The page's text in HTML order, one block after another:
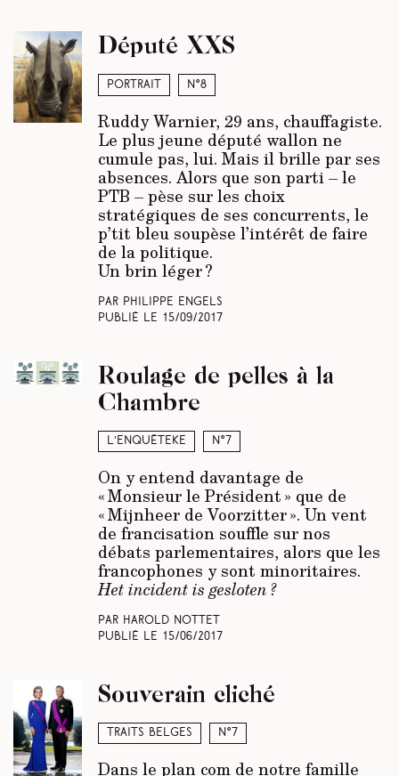
Portrait N°8
Député XXS
Ruddy Warnier, 29 ans, chauffagiste.
Le plus jeune député wallon ne
cumule pas, lui. Mais il brille par ses
absences. Alors que son parti – le
PTB – pèse sur les choix
stratégiques de ses concurrents, le
p’tit bleu soupèse l’intérêt de faire
de la politique.
Un brin léger ?
Par Philippe Engels
Publié le 15/09/2017
L’enquêteke N°7
Roulage de pelles à la
Chambre
On y entend davantage de
« Monsieur le Président » que de
« Mijnheer de Voorzitter ». Un vent
de francisation souffle sur nos
débats parlementaires, alors que les
francophones y sont minoritaires.
Het incident is gesloten ?
Par Harold Nottet
Publié le 15/06/2017
Traits belges N°7
Souverain cliché
Dans le plan com de notre famille